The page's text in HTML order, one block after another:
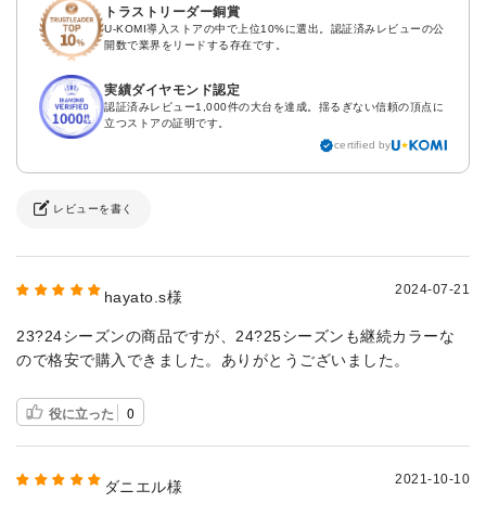
トラストリーダー銅賞
U-KOMI導入ストアの中で上位10%に選出。認証済みレビューの公
開数で業界をリードする存在です。
実績ダイヤモンド認定
認証済みレビュー1,000件の大台を達成。揺るぎない信頼の頂点に
立つストアの証明です。
certified by
レビューを書く
hayato.s様 2024-07-21
23?24シーズンの商品ですが、24?25シーズンも継続カラーな
ので格安で購入できました。ありがとうございました。
役に立った 0
ダニエル様 2021-10-10